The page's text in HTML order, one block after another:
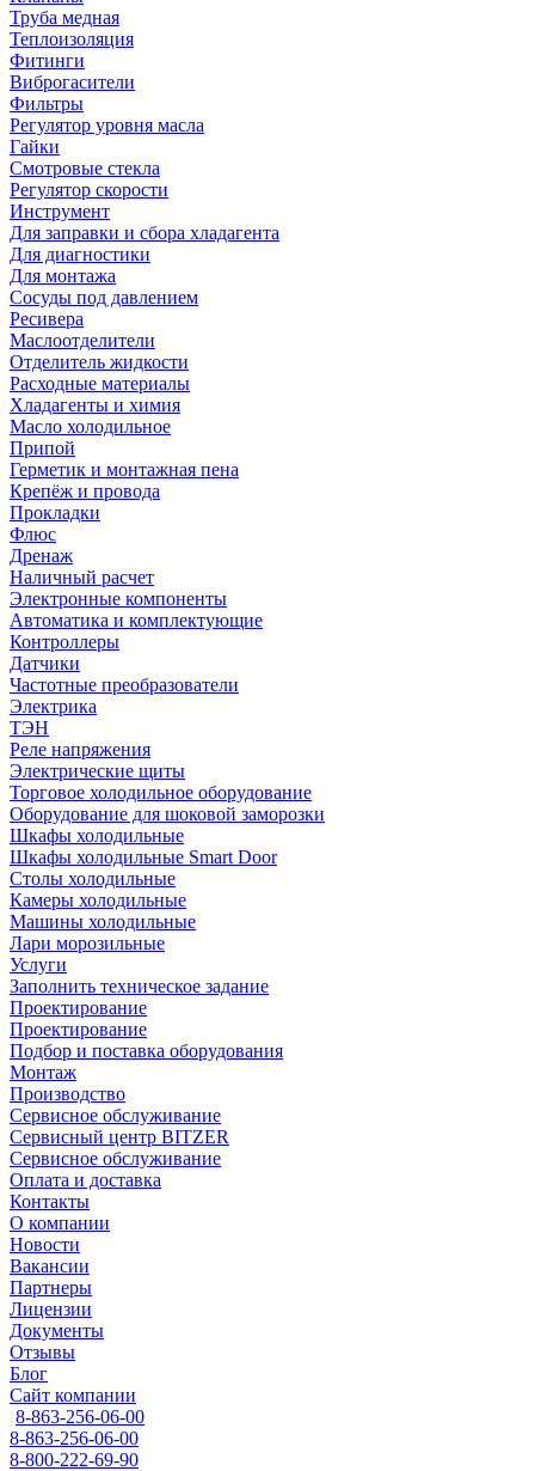
Труба медная
Теплоизоляция
Фитинги
Виброгасители
Фильтры
Регулятор уровня масла
Гайки
Смотровые стекла
Регулятор скорости
Инструмент
Для заправки и сбора хладагента
Для диагностики
Для монтажа
Сосуды под давлением
Ресивера
Маслоотделители
Отделитель жидкости
Расходные материалы
Хладагенты и химия
Масло холодильное
Припой
Герметик и монтажная пена
Крепёж и провода
Прокладки
Флюс
Дренаж
Наличный расчет
Электронные компоненты
Автоматика и комплектующие
Контроллеры
Датчики
Частотные преобразователи
Электрика
ТЭН
Реле напряжения
Электрические щиты
Торговое холодильное оборудование
Оборудование для шоковой заморозки
Шкафы холодильные
Шкафы холодильные Smart Door
Столы холодильные
Камеры холодильные
Машины холодильные
Лари морозильные
Услуги
Заполнить техническое задание
Проектирование
Проектирование
Подбор и поставка оборудования
Монтаж
Производство
Сервисное обслуживание
Сервисный центр BITZER
Сервисное обслуживание
Оплата и доставка
Контакты
О компании
Новости
Вакансии
Партнеры
Лицензии
Документы
Отзывы
Блог
Сайт компании
8-863-256-06-00
8-863-256-06-00
8-800-222-69-90